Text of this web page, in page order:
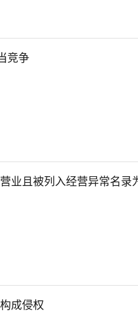
竞争
业且被列入经营异常名录
成侵权